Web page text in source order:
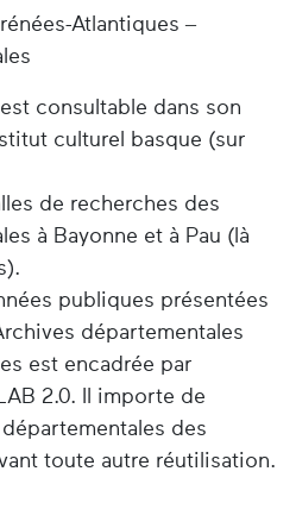
Atlantiques –
consultable dans son
culturel basque (sur
de recherches des
à Bayonne et à Pau (là
publiques présentées
départementales
est encadrée par
2.0. Il importe de
des
toute autre réutilisation.